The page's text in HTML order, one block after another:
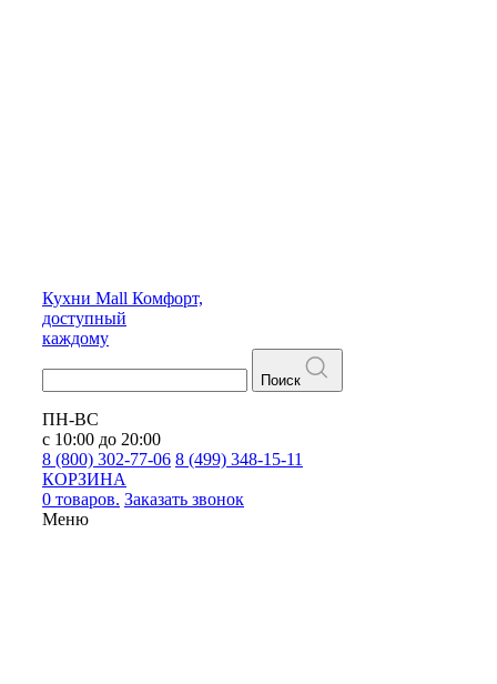
Кухни Mall Комфорт,
доступный
каждому
Поиск
ПН-ВС
с 10:00 до 20:00
8 (800) 302-77-06 8 (499) 348-15-11
КОРЗИНА
0 товаров. Заказать звонок
Меню